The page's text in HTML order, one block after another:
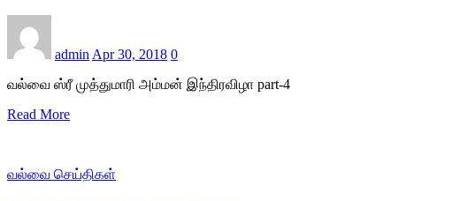
admin Apr 30, 2018 0
வல்வை ஸ்ரீ முத்துமாரி அம்மன் இந்திரவிழா part-4
Read More
வல்வை செய்திகள்